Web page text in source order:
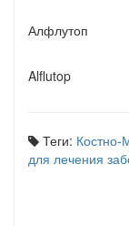
Алфлутоп
Alflutop
Теги:
для лечения